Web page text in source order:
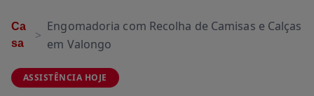
Ca
sa
Engomadoria com Recolha de Camisas e Calças
em Valongo
ASSISTÊNCIA HOJE